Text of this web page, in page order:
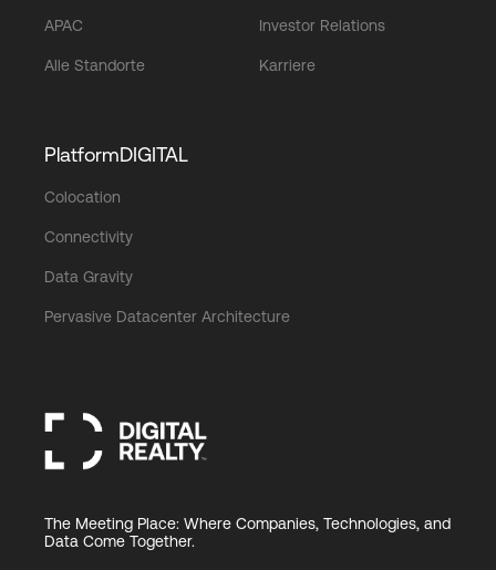
APAC
Alle Standorte
Investor Relations
Karriere
PlatformDIGITAL
Colocation
Connectivity
Data Gravity
Pervasive Datacenter Architecture
The Meeting Place: Where Companies, Technologies, and
Data Come Together.